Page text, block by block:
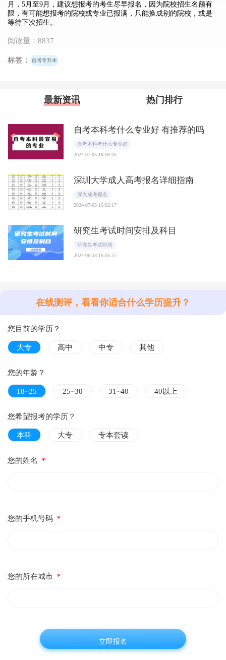
月，5月至9月，建议想报考的考生尽早报名，因为院校招生名额有
限，有可能想报考的院校或专业已报满，只能换成别的院校，或是
等待下次招生。
阅读量：8837
标签： 自考专升本
最新资讯 热门排行
自考本科考什么专业好 有推荐的吗
自考本科考什么专业好
2024-07-05 16:06:05
深圳大学成人高考报名详细指南
深大成考报名
2024-07-05 16:02:17
研究生考试时间安排及科目
研究生考试时间
2024-06-28 16:05:57
在线测评，看看你适合什么学历提升？
您目前的学历？
大专 高中 中专 其他
您的年龄？
18~25 25~30 31~40 40以上
您希望报考的学历？
本科 大专 专本套读
您的姓名 ＊
您的手机号码 ＊
您的所在城市 ＊